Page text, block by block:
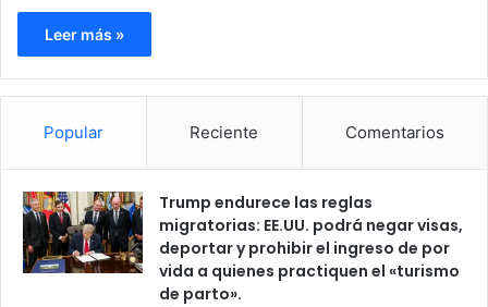
Leer más »
Popular Reciente Comentarios
Trump endurece las reglas
migratorias: EE.UU. podrá negar visas,
deportar y prohibir el ingreso de por
vida a quienes practiquen el «turismo
de parto».